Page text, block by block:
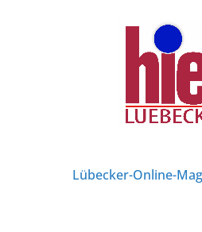
Lübecker-Online-